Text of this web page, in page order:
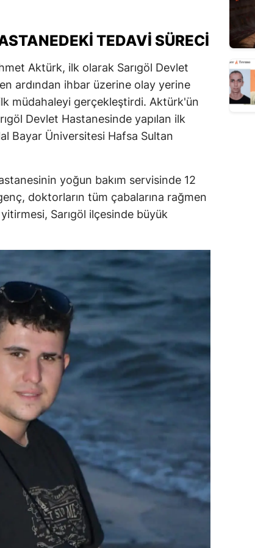
TEDAVI SÜRECI
Aktürk, ilk olarak Sarıgöl Devlet
ardından ihbar üzerine olay yerine
müdahaleyi gerçekleştirdi. Aktürk'ün
Devlet Hastanesinde yapılan ilk
Bayar Üniversitesi Hafsa Sultan
yoğun bakım servisinde 12
doktorların tüm çabalarına rağmen
Sarıgöl ilçesinde büyük